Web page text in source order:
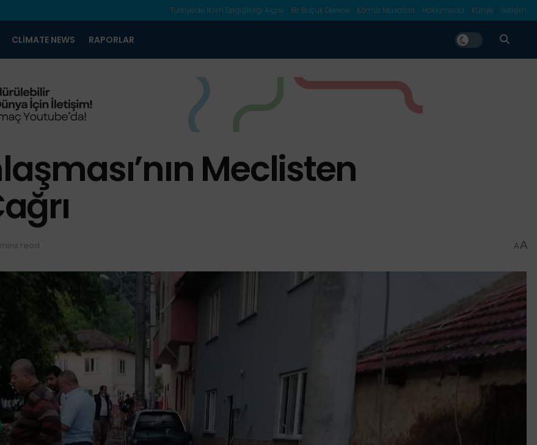
Türkiye’de İklim Değişlikliği Algısı Bir Buçuk Derece Kömür Masalları Hakkımızda Künye İletişim
CLIMATE NEWS RAPORLAR
Meclisten
read AA